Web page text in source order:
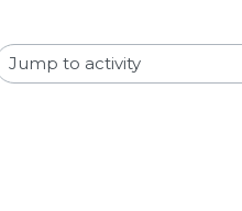
to activity